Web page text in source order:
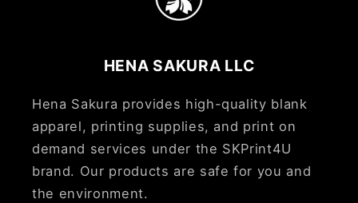
HENA SAKURA LLC
Hena Sakura provides high-quality blank
apparel, printing supplies, and print on
demand services under the SKPrint4U
brand. Our products are safe for you and
the environment.